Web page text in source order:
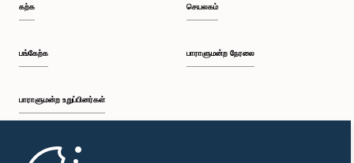
கற்க
பங்கேற்க
பாராளுமன்ற உறுப்பினர்கள்
முதற்பக்கம்
செயலகம்
பாராளுமன்ற நேரலை